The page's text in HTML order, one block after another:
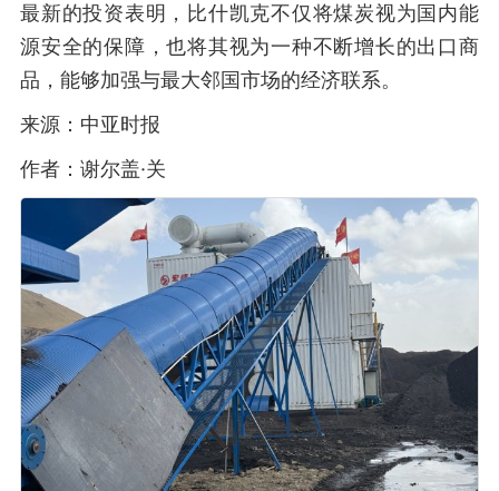
最新的投资表明，比什凯克不仅将煤炭视为国内能
源安全的保障，也将其视为一种不断增长的出口商
品，能够加强与最大邻国市场的经济联系。
来源：中亚时报
作者：谢尔盖·关